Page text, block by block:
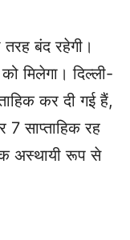
बंद रहेगी।
मिलेगा। दिल्ली-
कर दी गई हैं,
साप्ताहिक रह
अस्थायी रूप से